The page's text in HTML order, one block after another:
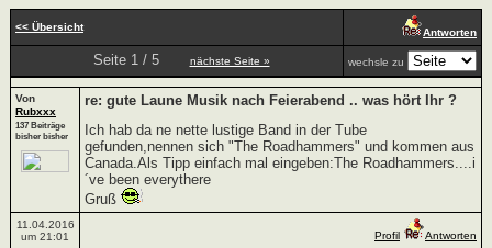
<< Übersicht Antworten
Seite 1 / 5 nächste Seite » wechsle zu
Von
Rubxxx
137 Beiträge
bisher bisher
re: gute Laune Musik nach Feierabend .. was hört Ihr ?
Ich hab da ne nette lustige Band in der Tube
gefunden,nennen sich "The Roadhammers" und kommen aus
Canada.Als Tipp einfach mal eingeben:The Roadhammers....i
´ve been everythere
Gruß
11.04.2016
um 21:01
Profil Antworten